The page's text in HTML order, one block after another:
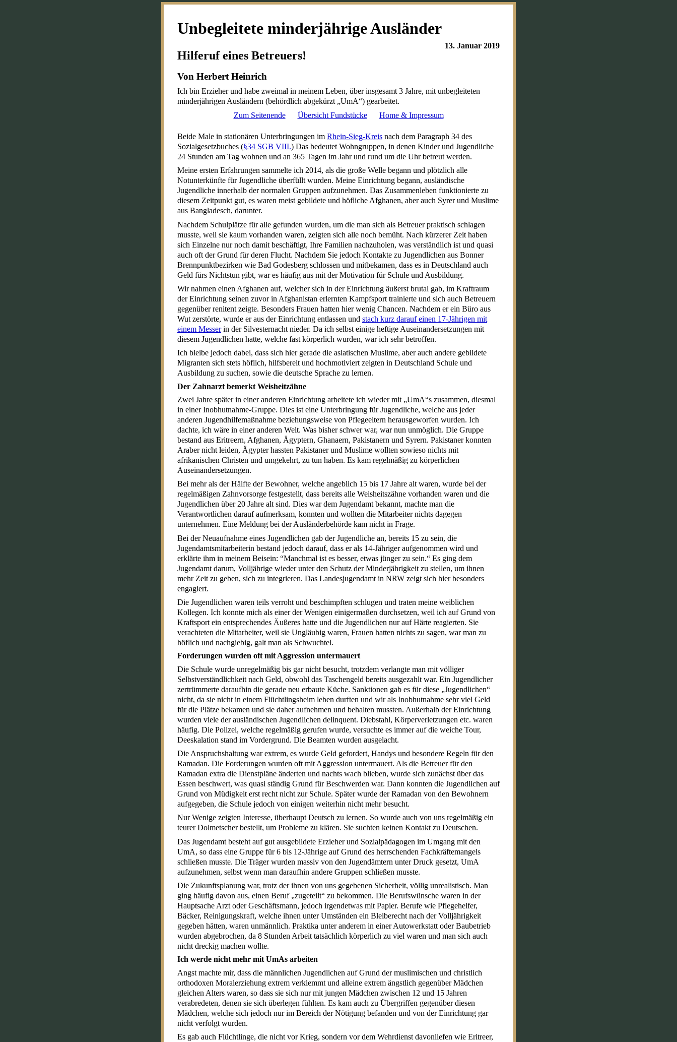
Unbegleitete minderjährige Ausländer
13. Januar 2019
Hilferuf eines Betreuers!
Von Herbert Heinrich
Ich bin Erzieher und habe zweimal in meinem Leben, über insgesamt 3 Jahre, mit unbegleiteten
minderjährigen Ausländern (behördlich abgekürzt „UmA“) gearbeitet.
Zum Seitenende
Übersicht Fundstücke Home & Impressum
Beide Male in stationären Unterbringungen im Rhein-Sieg-Kreis nach dem Paragraph 34 des
Sozialgesetzbuches (§34 SGB VIII.) Das bedeutet Wohngruppen, in denen Kinder und Jugendliche
24 Stunden am Tag wohnen und an 365 Tagen im Jahr und rund um die Uhr betreut werden.
Meine ersten Erfahrungen sammelte ich 2014, als die große Welle begann und plötzlich alle
Notunterkünfte für Jugendliche überfüllt wurden. Meine Einrichtung begann, ausländische
Jugendliche innerhalb der normalen Gruppen aufzunehmen. Das Zusammenleben funktionierte zu
diesem Zeitpunkt gut, es waren meist gebildete und höfliche Afghanen, aber auch Syrer und Muslime
aus Bangladesch, darunter.
Nachdem Schulplätze für alle gefunden wurden, um die man sich als Betreuer praktisch schlagen
musste, weil sie kaum vorhanden waren, zeigten sich alle noch bemüht. Nach kürzerer Zeit haben
sich Einzelne nur noch damit beschäftigt, Ihre Familien nachzuholen, was verständlich ist und quasi
auch oft der Grund für deren Flucht. Nachdem Sie jedoch Kontakte zu Jugendlichen aus Bonner
Brennpunktbezirken wie Bad Godesberg schlossen und mitbekamen, dass es in Deutschland auch
Geld fürs Nichtstun gibt, war es häufig aus mit der Motivation für Schule und Ausbildung.
Wir nahmen einen Afghanen auf, welcher sich in der Einrichtung äußerst brutal gab, im Kraftraum
der Einrichtung seinen zuvor in Afghanistan erlernten Kampfsport trainierte und sich auch Betreuern
gegenüber renitent zeigte. Besonders Frauen hatten hier wenig Chancen. Nachdem er ein Büro aus
Wut zerstörte, wurde er aus der Einrichtung entlassen und stach kurz darauf einen 17-Jährigen mit
einem Messerin der Silvesternacht nieder. Da ich selbst einige heftige Auseinandersetzungen mit
diesem Jugendlichen hatte, welche fast körperlich wurden, war ich sehr betroffen.
Ich bleibe jedoch dabei, dass sich hier gerade die asiatischen Muslime, aber auch andere gebildete
Migranten sich stets höflich, hilfsbereit und hochmotiviert zeigten in Deutschland Schule und
Ausbildung zu suchen, sowie die deutsche Sprache zu lernen.
Der Zahnarzt bemerkt Weisheitzähne
Zwei Jahre später in einer anderen Einrichtung arbeitete ich wieder mit „UmA“s zusammen, diesmal
in einer Inobhutnahme-Gruppe. Dies ist eine Unterbringung für Jugendliche, welche aus jeder
anderen Jugendhilfemaßnahme beziehungsweise von Pflegeeltern herausgeworfen wurden. Ich
dachte, ich wäre in einer anderen Welt. Was bisher schwer war, war nun unmöglich. Die Gruppe
bestand aus Eritreern, Afghanen, Ägyptern, Ghanaern, Pakistanern und Syrern. Pakistaner konnten
Araber nicht leiden, Ägypter hassten Pakistaner und Muslime wollten sowieso nichts mit
afrikanischen Christen und umgekehrt, zu tun haben. Es kam regelmäßig zu körperlichen
Auseinandersetzungen.
Bei mehr als der Hälfte der Bewohner, welche angeblich 15 bis 17 Jahre alt waren, wurde bei der
regelmäßigen Zahnvorsorge festgestellt, dass bereits alle Weisheitszähne vorhanden waren und die
Jugendlichen über 20 Jahre alt sind. Dies war dem Jugendamt bekannt, machte man die
Verantwortlichen darauf aufmerksam, konnten und wollten die Mitarbeiter nichts dagegen
unternehmen. Eine Meldung bei der Ausländerbehörde kam nicht in Frage.
Bei der Neuaufnahme eines Jugendlichen gab der Jugendliche an, bereits 15 zu sein, die
Jugendamtsmitarbeiterin bestand jedoch darauf, dass er als 14-Jähriger aufgenommen wird und
erklärte ihm in meinem Beisein: “Manchmal ist es besser, etwas jünger zu sein.“ Es ging dem
Jugendamt darum, Volljährige wieder unter den Schutz der Minderjährigkeit zu stellen, um ihnen
mehr Zeit zu geben, sich zu integrieren. Das Landesjugendamt in NRW zeigt sich hier besonders
engagiert.
Die Jugendlichen waren teils verroht und beschimpften schlugen und traten meine weiblichen
Kollegen. Ich konnte mich als einer der Wenigen einigermaßen durchsetzen, weil ich auf Grund von
Kraftsport ein entsprechendes Äußeres hatte und die Jugendlichen nur auf Härte reagierten. Sie
verachteten die Mitarbeiter, weil sie Ungläubig waren, Frauen hatten nichts zu sagen, war man zu
höflich und nachgiebig, galt man als Schwuchtel.
Forderungen wurden oft mit Aggression untermauert
Die Schule wurde unregelmäßig bis gar nicht besucht, trotzdem verlangte man mit völliger
Selbstverständlichkeit nach Geld, obwohl das Taschengeld bereits ausgezahlt war. Ein Jugendlicher
zertrümmerte daraufhin die gerade neu erbaute Küche. Sanktionen gab es für diese „Jugendlichen“
nicht, da sie nicht in einem Flüchtlingsheim leben durften und wir als Inobhutnahme sehr viel Geld
für die Plätze bekamen und sie daher aufnehmen und behalten mussten. Außerhalb der Einrichtung
wurden viele der ausländischen Jugendlichen delinquent. Diebstahl, Körperverletzungen etc. waren
häufig. Die Polizei, welche regelmäßig gerufen wurde, versuchte es immer auf die weiche Tour,
Deeskalation stand im Vordergrund. Die Beamten wurden ausgelacht.
Die Anspruchshaltung war extrem, es wurde Geld gefordert, Handys und besondere Regeln für den
Ramadan. Die Forderungen wurden oft mit Aggression untermauert. Als die Betreuer für den
Ramadan extra die Dienstpläne änderten und nachts wach blieben, wurde sich zunächst über das
Essen beschwert, was quasi ständig Grund für Beschwerden war. Dann konnten die Jugendlichen auf
Grund von Müdigkeit erst recht nicht zur Schule. Später wurde der Ramadan von den Bewohnern
aufgegeben, die Schule jedoch von einigen weiterhin nicht mehr besucht.
Nur Wenige zeigten Interesse, überhaupt Deutsch zu lernen. So wurde auch von uns regelmäßig ein
teurer Dolmetscher bestellt, um Probleme zu klären. Sie suchten keinen Kontakt zu Deutschen.
Das Jugendamt besteht auf gut ausgebildete Erzieher und Sozialpädagogen im Umgang mit den
UmA, so dass eine Gruppe für 6 bis 12-Jährige auf Grund des herrschenden Fachkräftemangels
schließen musste. Die Träger wurden massiv von den Jugendämtern unter Druck gesetzt, UmA
aufzunehmen, selbst wenn man daraufhin andere Gruppen schließen musste.
Die Zukunftsplanung war, trotz der ihnen von uns gegebenen Sicherheit, völlig unrealistisch. Man
ging häufig davon aus, einen Beruf „zugeteilt“ zu bekommen. Die Berufswünsche waren in der
Hauptsache Arzt oder Geschäftsmann, jedoch irgendetwas mit Papier. Berufe wie Pflegehelfer,
Bäcker, Reinigungskraft, welche ihnen unter Umständen ein Bleiberecht nach der Volljährigkeit
gegeben hätten, waren unmännlich. Praktika unter anderem in einer Autowerkstatt oder Baubetrieb
wurden abgebrochen, da 8 Stunden Arbeit tatsächlich körperlich zu viel waren und man sich auch
nicht dreckig machen wollte.
Ich werde nicht mehr mit UmAs arbeiten
Angst machte mir, dass die männlichen Jugendlichen auf Grund der muslimischen und christlich
orthodoxen Moralerziehung extrem verklemmt und alleine extrem ängstlich gegenüber Mädchen
gleichen Alters waren, so dass sie sich nur mit jungen Mädchen zwischen 12 und 15 Jahren
verabredeten, denen sie sich überlegen fühlten. Es kam auch zu Übergriffen gegenüber diesen
Mädchen, welche sich jedoch nur im Bereich der Nötigung befanden und von der Einrichtung gar
nicht verfolgt wurden.
Es gab auch Flüchtlinge, die nicht vor Krieg, sondern vor dem Wehrdienst davonliefen wie Eritreer,